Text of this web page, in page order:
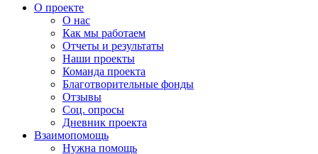
О проекте
О нас
Как мы работаем
Отчеты и результаты
Наши проекты
Команда проекта
Благотворительные фонды
Отзывы
Соц. опросы
Дневник проекта
Взаимопомощь
Нужна помощь